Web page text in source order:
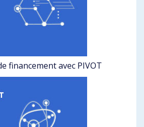
financement avec PIVOT